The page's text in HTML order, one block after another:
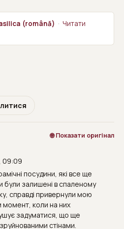
(română) · Читати
🌐 Показати оригінал
09:09
посудини, які все ще
були залишені в спаленому
справді привернули мою
момент, коли на них
задуматися, що ще
стінами.